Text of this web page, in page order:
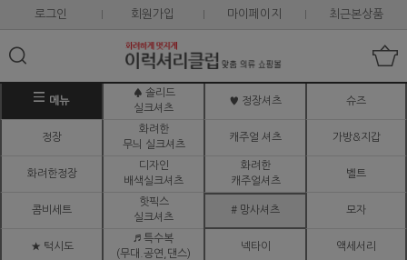
로그인 회원가입 마이페이지 최근본상품
메뉴
♠ 솔리드
실크셔츠
♥ 정장셔츠 슈즈
정장
화려한
무늬 실크셔츠
캐주얼 셔츠 가방&지갑
화려한정장
디자인
배색실크셔츠
화려한
캐주얼셔츠
벨트
콤비세트
핫픽스
실크셔츠
# 망사셔츠 모자
★ 턱시도
♬ 특수복
(무대.공연,댄스)
넥타이 액세서리